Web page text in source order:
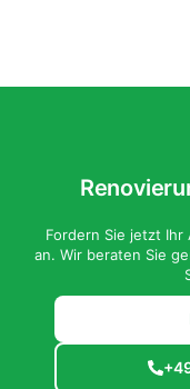
Fordern Sie jetzt
an. Wir beraten Sie